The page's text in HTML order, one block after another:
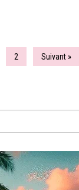
2 Suivant »